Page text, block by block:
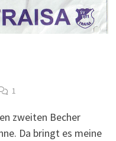
1
zweiten Becher
Da bringt es meine